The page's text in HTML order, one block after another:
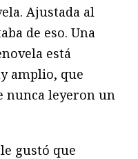
Ajustada al
de eso. Una
está
amplio, que
nunca leyeron un
gustó que